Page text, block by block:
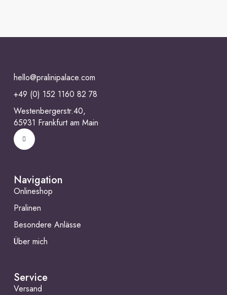
hello@pralinipalace.com
+49 (0) 152 1160 82 78
Westenbergerstr.40,
65931 Frankfurt am Main
Navigation
Onlineshop
Pralinen
Besondere Anlässe
Über mich
Service
Versand